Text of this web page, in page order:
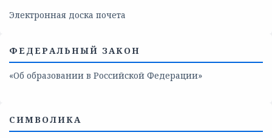
Электронная доска почета
ФЕДЕРАЛЬНЫЙ ЗАКОН
«Об образовании в Российской Федерации»
СИМВОЛИКА